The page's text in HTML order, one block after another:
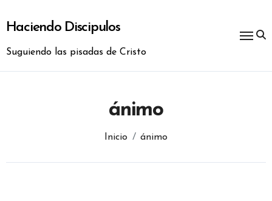
contenido
Haciendo Discipulos
Suguiendo las pisadas de Cristo
ánimo
Inicio ánimo